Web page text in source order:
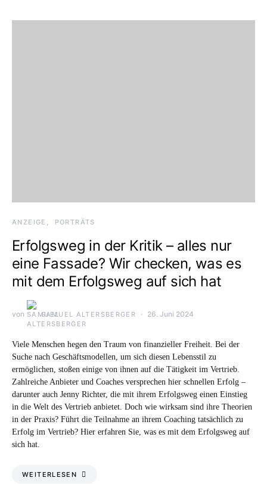
ANZEIGE PORTRÄTS
Erfolgsweg in der Kritik – alles nur
eine Fassade? Wir checken, was es
mit dem Erfolgsweg auf sich hat
von SAMUEL ALTERSBERGER 26. Juni 2024
Viele Menschen hegen den Traum von finanzieller Freiheit. Bei der
Suche nach Geschäftsmodellen, um sich diesen Lebensstil zu
ermöglichen, stoßen einige von ihnen auf die Tätigkeit im Vertrieb.
Zahlreiche Anbieter und Coaches versprechen hier schnellen Erfolg –
darunter auch Jenny Richter, die mit ihrem Erfolgsweg einen Einstieg
in die Welt des Vertrieb anbietet. Doch wie wirksam sind ihre Theorien
in der Praxis? Führt die Teilnahme an ihrem Coaching tatsächlich zu
Erfolg im Vertrieb? Hier erfahren Sie, was es mit dem Erfolgsweg auf
sich hat.
WEITERLESEN